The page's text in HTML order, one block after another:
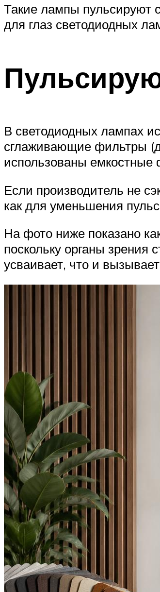
Такие лампы пульсируют
для глаз светодиодных
В светодиодных лампах
сглаживающие фильтры
использованы емкостные
Если производитель не
как для уменьшения
На фото ниже показано
поскольку органы зрения
усваивает, что и